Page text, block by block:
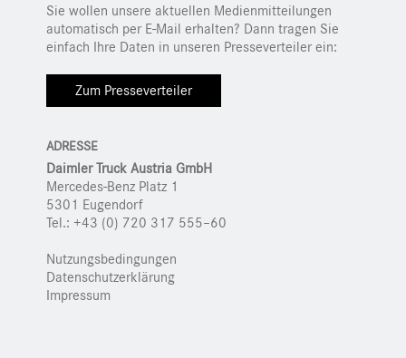
Sie wollen unsere aktuellen Medienmitteilungen
automatisch per E-Mail erhalten? Dann tragen Sie
einfach Ihre Daten in unseren Presseverteiler ein:
Zum Presseverteiler
ADRESSE
Daimler Truck Austria GmbH
Mercedes-Benz Platz 1
5301 Eugendorf
Tel.: +43 (0) 720 317 555–60
Nutzungsbedingungen
Datenschutzerklärung
Impressum